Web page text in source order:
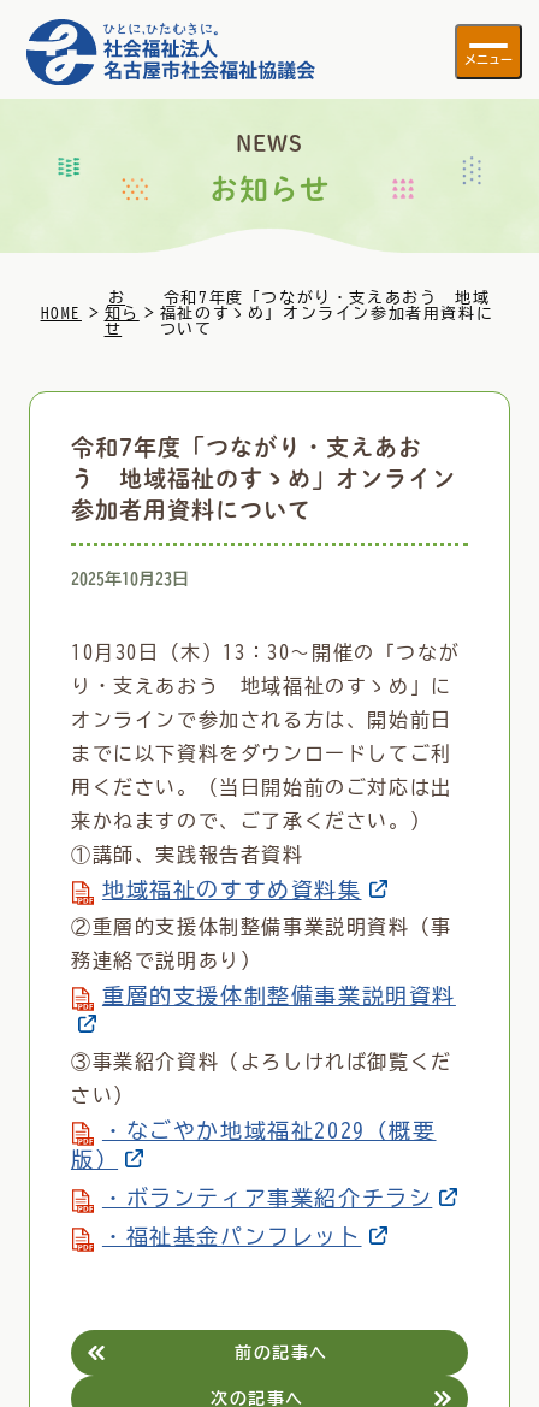
メニュー
NEWS
お知らせ
HOME >
お
知ら
せ
>
令和7年度「つながり・支えあおう 地域
福祉のすゝめ」オンライン参加者用資料に
ついて
令和7年度「つながり・支えあお
う 地域福祉のすゝめ」オンライン
参加者用資料について
2025年10月23日
10月30日（木）13：30～開催の「つなが
り・支えあおう 地域福祉のすゝめ」に
オンラインで参加される方は、開始前日
までに以下資料をダウンロードしてご利
用ください。（当日開始前のご対応は出
来かねますので、ご了承ください。）
①講師、実践報告者資料
地域福祉のすすめ資料集
②重層的支援体制整備事業説明資料（事
務連絡で説明あり）
重層的支援体制整備事業説明資料
③事業紹介資料（よろしければ御覧くだ
さい）
・なごやか地域福祉2029（概要
版）
・ボランティア事業紹介チラシ
・福祉基金パンフレット
前の記事へ
次の記事へ